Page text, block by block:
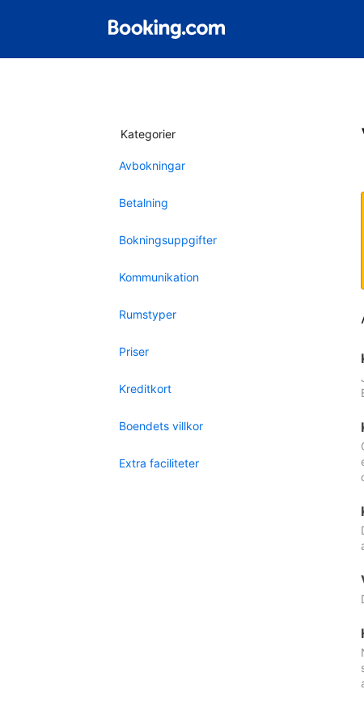
Kategorier
Avbokningar
Betalning
Bokningsuppgifter
Kommunikation
Rumstyper
Priser
Kreditkort
Boendets villkor
Extra faciliteter